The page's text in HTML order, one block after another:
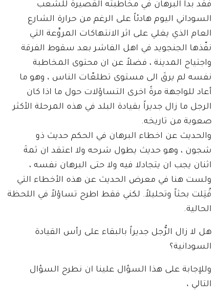
فقد بدا البرهان في مخاطبته القصيرة للشعب
السوداني اليوم هادئاً على الرغم من حرارة الشارع
العام الذي يغلي على اثر الانتهاكات المروِّعة التي
نفّذها الجنجويد في اهل الفاشر بعد سقوط الفرقة
واجتياح المدينة ، فضلاً عن ان محتوى المخاطبة
نفسه لم يرقَ الى مستوى تطلعّات الناس ، وهو ما
أعاد للواجهة مرةً اخرى التساؤلات حول ما اذا كان
الرجل ما زال جديراً بقيادة البلد في هذه المرحلة الأكثر
صعوبة من تاريخه.
والحديث عن اخطاء البرهان في الحكم حديث ذو
شجون ، وهو حديث يطول شرحه ولا اعتقد ان ثمةَ
اثنان يجب ان يتجادلا فيه ولا حتى البرهان نفسه ،
ولست هنا في معرض الحديث عن هذه الأخطاء التي
قُتِلت بحثاً وتحليلاً. لكني فقط اطرح تساؤلاً في اللحظة
الحالية.
هل لا زال الرُّجل جديراً بالبقاء على رأس القيادة
السودانية؟
وللإجابة على هذا السؤال علينا ان نطرح السؤال
التالي ،